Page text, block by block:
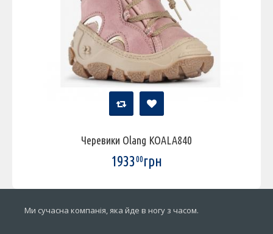
Черевики Olang KOALA840
193300грн
Ми сучасна компанія, яка йде в ногу з часом.